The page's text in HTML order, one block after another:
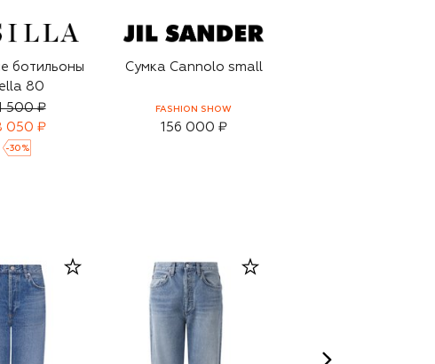
ботильоны
80
500 ₽
050 ₽
-30 %
Сумка Cannolo small
FASHION SHOW
156 000 ₽